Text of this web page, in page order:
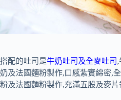
搭配的吐司是牛奶吐司及全麥吐司 ,
奶及法國麵粉製作,口感紮實綿密,
粉及法國麵粉製作,充滿五股及麥片